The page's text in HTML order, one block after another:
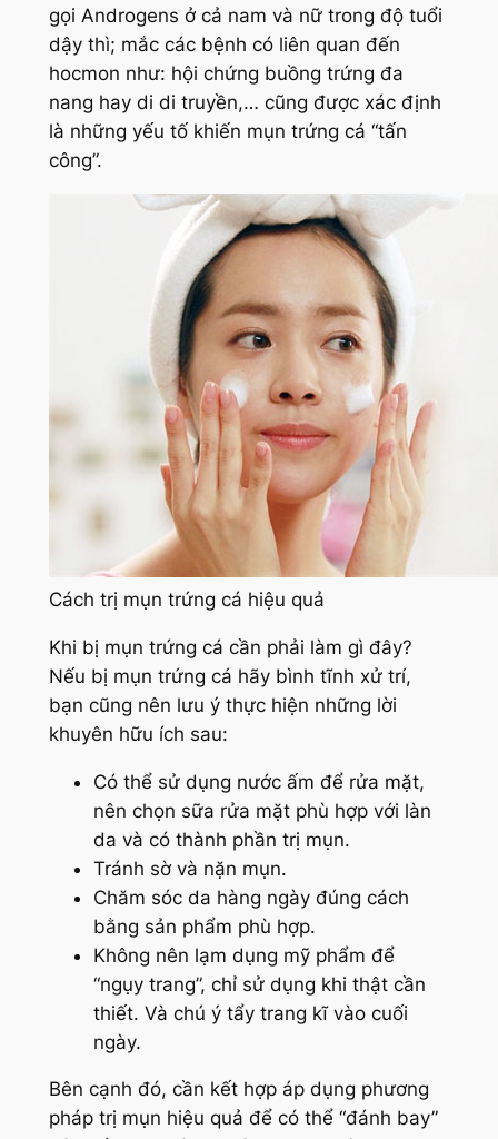
gọi Androgens ở cả nam và nữ trong độ tuổi
dậy thì; mắc các bệnh có liên quan đến
hocmon như: hội chứng buồng trứng đa
nang hay di di truyền,… cũng được xác định
là những yếu tố khiến mụn trứng cá “tấn
công”.
Cách trị mụn trứng cá hiệu quả
Khi bị mụn trứng cá cần phải làm gì đây?
Nếu bị mụn trứng cá hãy bình tĩnh xử trí,
bạn cũng nên lưu ý thực hiện những lời
khuyên hữu ích sau:
Có thể sử dụng nước ấm để rửa mặt,
nên chọn sữa rửa mặt phù hợp với làn
da và có thành phần trị mụn.
Tránh sờ và nặn mụn.
Chăm sóc da hàng ngày đúng cách
bằng sản phẩm phù hợp.
Không nên lạm dụng mỹ phẩm để
“ngụy trang”, chỉ sử dụng khi thật cần
thiết. Và chú ý tẩy trang kĩ vào cuối
ngày.
Bên cạnh đó, cần kết hợp áp dụng phương
pháp trị mụn hiệu quả để có thể “đánh bay”